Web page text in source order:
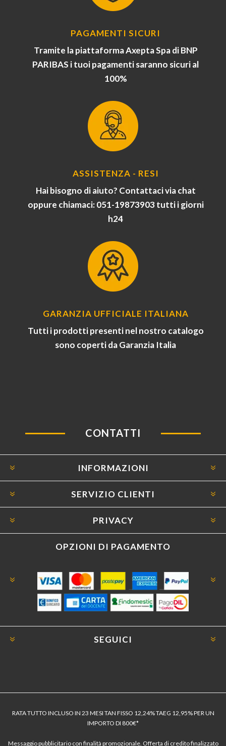
PAGAMENTI SICURI
Tramite la piattaforma Axepta Spa di BNP
PARIBAS i tuoi pagamenti saranno sicuri al
100%
ASSISTENZA - RESI
Hai bisogno di aiuto? Contattaci via chat
oppure chiamaci: 051-19873903 tutti i giorni
h24
GARANZIA UFFICIALE ITALIANA
Tutti i prodotti presenti nel nostro catalogo
sono coperti da Garanzia Italia
CONTATTI
INFORMAZIONI
SERVIZIO CLIENTI
PRIVACY
OPZIONI DI PAGAMENTO
SEGUICI
RATA TUTTO INCLUSO IN 23 MESI TAN FISSO 12,24% TAEG 12,95% PER UN
IMPORTO DI 800€*
Messaggio pubblicitario con finalità promozionale. Offerta di credito finalizzato